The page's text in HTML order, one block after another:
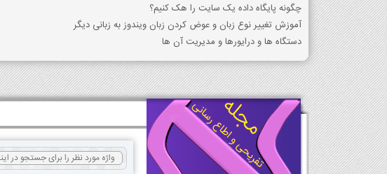
چگونه پایگاه داده یک سایت را هک کنیم؟
آموزش تغییر نوع زبان و عوض کردن زبان ویندوز به زبانی دیگر
دستگاه ها و درایورها و مدیریت آن ها